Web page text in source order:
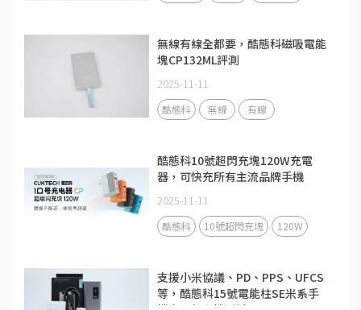
無線有線全都要，酷態科磁吸電能
塊CP132ML評測
2025-11-11
酷態科 無線 有線
酷態科10號超閃充塊120W充電
器，可快充所有主流品牌手機
2025-11-11
酷態科 10號超閃充塊 120W
支援小米協議、PD、PPS、UFCS
等，酷態科15號電能柱SE米系手